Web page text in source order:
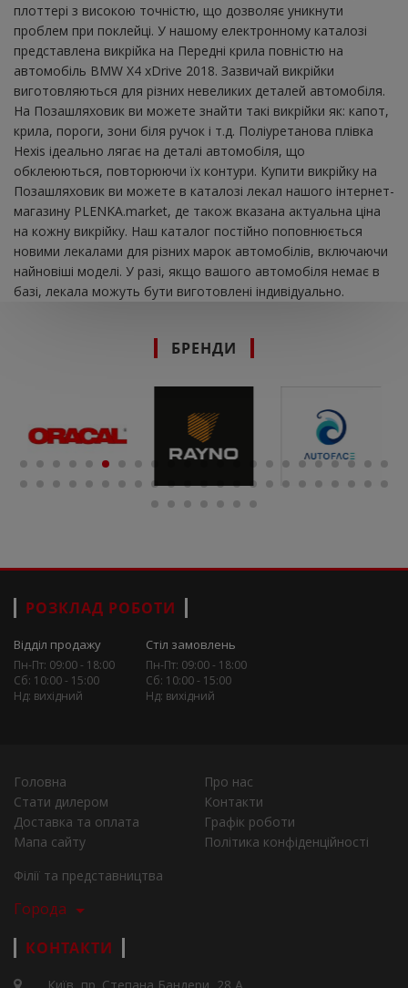
плоттері з високою точністю, що дозволяє уникнути
проблем при поклейці. У нашому електронному каталозі
представлена ​​викрійка на Передні крила повністю на
автомобіль BMW X4 xDrive 2018. Зазвичай викрійки
виготовляються для різних невеликих деталей автомобіля.
На Позашляховик ви можете знайти такі викрійки як: капот,
крила, пороги, зони біля ручок і т.д. Поліуретанова плівка
Hexis ідеально лягає на деталі автомобіля, що
обклеюються, повторюючи їх контури. Купити викрійку на
Позашляховик ви можете в каталозі лекал нашого інтернет-
магазину PLENKA.market, де також вказана актуальна ціна
на кожну викрійку. Наш каталог постійно поповнюється
новими лекалами для різних марок автомобілів, включаючи
найновіші моделі. У разі, якщо вашого автомобіля немає в
базі, лекала можуть бути виготовлені індивідуально.
БРЕНДИ
РОЗКЛАД РОБОТИ
Відділ продажу
Пн-Пт: 09:00 - 18:00
Сб: 10:00 - 15:00
Нд: вихідний
Стіл замовлень
Пн-Пт: 09:00 - 18:00
Сб: 10:00 - 15:00
Нд: вихідний
Головна
Про нас
Стати дилером
Контакти
Доставка та оплата
Графік роботи
Мапа сайту
Політика конфіденційності
Філії та представництва
Города
КОНТАКТИ